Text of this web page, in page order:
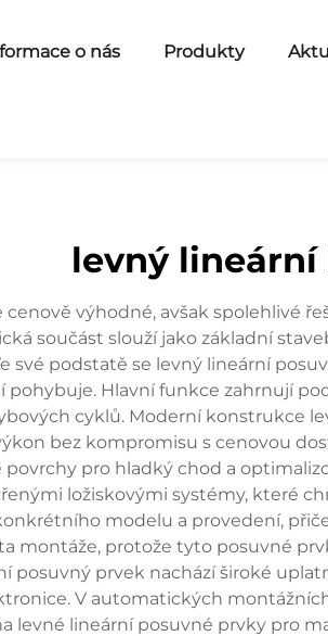
o nás Produkty
levný
výhodné, avšak spolehlivé
součást slouží jako základní
své podstatě se levný lineární
pohybuje. Hlavní funkce zahrnují
cyklů. Moderní konstrukce
bez kompromisu s cenovou
pro hladký chod a
ložiskovými systémy, které
modelu a provedení,
montáže, protože tyto posuvné
posuvný prvek nachází široké
V automatických
levné lineární posuvné prvky pro